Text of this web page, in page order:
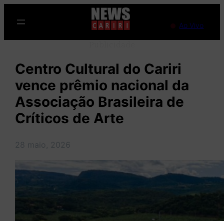
para
o
Ao Vivo
Centro Cultural do Cariri
vence prêmio nacional da
Associação Brasileira de
Críticos de Arte
28 maio, 2026